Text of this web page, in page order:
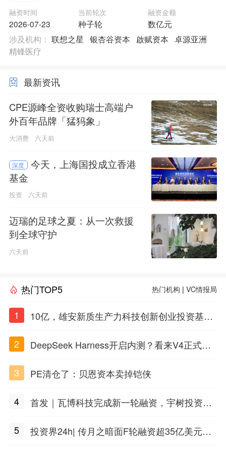
融资时间
2026-07-23
当前轮次
种子轮
融资金额
数亿元
涉及机构： 联想之星 银杏谷资本 啟赋资本 卓源亚洲
精锋医疗
最新资讯
CPE源峰全资收购瑞士高端户
外百年品牌「猛犸象」
大消费 六天前
深度
今天，上海国投成立香港
基金
投资 六天前
迈瑞的足球之夏：从一次救援
到全球守护
六天前
热门TOP5 热门机构 |VC情报局
1
10亿，雄安新质生产力科技创新创业投资基金
2
DeepSeek Harness开启内测？看来V4正式版
3
PE清仓了：贝恩资本卖掉铠侠
4
首发｜瓦博科技完成新一轮融资，宇树投资人
5
投资界24h| 传月之暗面F轮融资超35亿美元；